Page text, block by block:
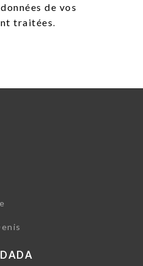
de vos
traitées